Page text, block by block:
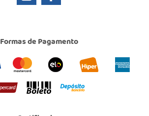
Formas de Pagamento